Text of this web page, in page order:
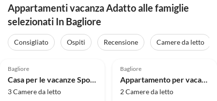
Appartamenti vacanza Adatto alle famiglie
selezionati In Bagliore
Consigliato Ospiti Recensione Camere da letto
Annuncio in
Alto
Bagliore
Casa per le vacanze Sposa del mare
3 Camere da letto
Bagliore
Appartamento per vacanze con terrazza
2 Camere da letto